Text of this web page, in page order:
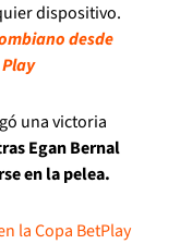
dispositivo.
desde
una victoria
Egan Bernal
en la pelea.
la Copa BetPlay